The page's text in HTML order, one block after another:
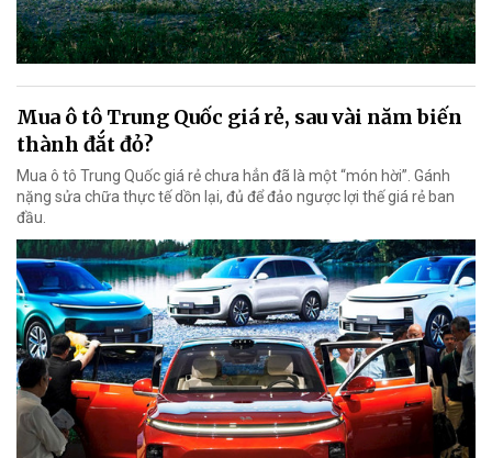
Mua ô tô Trung Quốc giá rẻ, sau vài năm biến
thành đắt đỏ?
Mua ô tô Trung Quốc giá rẻ chưa hẳn đã là một “món hời”. Gánh
nặng sửa chữa thực tế dồn lại, đủ để đảo ngược lợi thế giá rẻ ban
đầu.